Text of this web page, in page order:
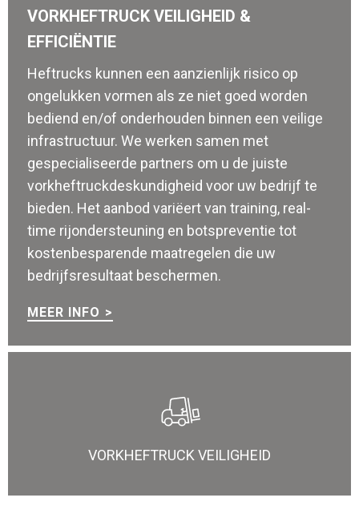
VORKHEFTRUCK VEILIGHEID &
EFFICIËNTIE
Heftrucks kunnen een aanzienlijk risico op
ongelukken vormen als ze niet goed worden
bediend en/of onderhouden binnen een veilige
infrastructuur. We werken samen met
gespecialiseerde partners om u de juiste
vorkheftruckdeskundigheid voor uw bedrijf te
bieden. Het aanbod variëert van training, real-
time rijondersteuning en botspreventie tot
kostenbesparende maatregelen die uw
bedrijfsresultaat beschermen.
MEER INFO
VORKHEFTRUCK VEILIGHEID